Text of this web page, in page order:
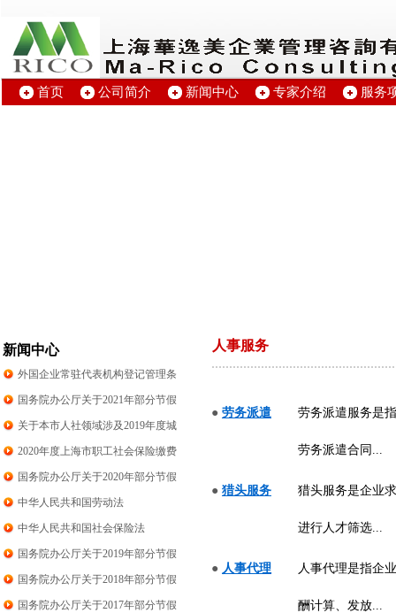
新闻中心
首页 公司简介 新闻中心 专家介绍 服务
人事服务
外国企业常驻代表机构登记管理条
例
国务院办公厅关于2021年部分节假
日安排的通知
关于本市人社领域涉及2019年度城
镇单位就业人员平均工资相关事项
的说明
2020年度上海市职工社会保险缴费
标准
国务院办公厅关于2020年部分节假
日安排通知
中华人民共和国劳动法
中华人民共和国社会保险法
国务院办公厅关于2019年部分节假
日安排通知
国务院办公厅关于2018年部分节假
日安排通知
国务院办公厅关于2017年部分节假
● 劳务派遣 劳务派遣服务是
劳务派遣合同...
● 猎头服务 猎头服务是企业
进行人才筛选...
● 人事代理 人事代理是指企
酬计算、发放...